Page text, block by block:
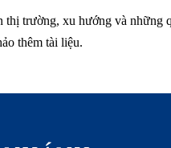
thị trường, xu hướng và những
thêm tài liệu.